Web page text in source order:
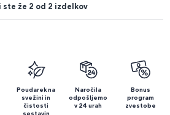
ste že 2 od 2 izdelkov
Poudarek na
svežini in
čistosti
sestavin
Naročila
odpošljemo
v 24 urah
Bonus
program
zvestobe